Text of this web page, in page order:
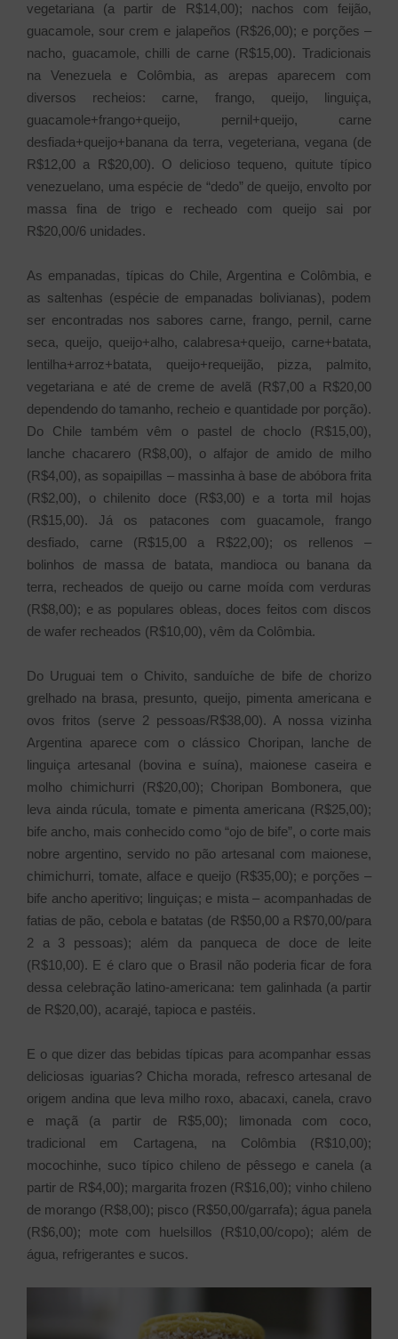
vegetariana (a partir de R$14,00); nachos com feijão,
guacamole, sour crem e jalapeños (R$26,00); e porções –
nacho, guacamole, chilli de carne (R$15,00). Tradicionais
na Venezuela e Colômbia, as arepas aparecem com
diversos recheios: carne, frango, queijo, linguiça,
guacamole+frango+queijo, pernil+queijo, carne
desfiada+queijo+banana da terra, vegeteriana, vegana (de
R$12,00 a R$20,00). O delicioso tequeno, quitute típico
venezuelano, uma espécie de “dedo” de queijo, envolto por
massa fina de trigo e recheado com queijo sai por
R$20,00/6 unidades.
As empanadas, típicas do Chile, Argentina e Colômbia, e
as saltenhas (espécie de empanadas bolivianas), podem
ser encontradas nos sabores carne, frango, pernil, carne
seca, queijo, queijo+alho, calabresa+queijo, carne+batata,
lentilha+arroz+batata, queijo+requeijão, pizza, palmito,
vegetariana e até de creme de avelã (R$7,00 a R$20,00
dependendo do tamanho, recheio e quantidade por porção).
Do Chile também vêm o pastel de choclo (R$15,00),
lanche chacarero (R$8,00), o alfajor de amido de milho
(R$4,00), as sopaipillas – massinha à base de abóbora frita
(R$2,00), o chilenito doce (R$3,00) e a torta mil hojas
(R$15,00). Já os patacones com guacamole, frango
desfiado, carne (R$15,00 a R$22,00); os rellenos –
bolinhos de massa de batata, mandioca ou banana da
terra, recheados de queijo ou carne moída com verduras
(R$8,00); e as populares obleas, doces feitos com discos
de wafer recheados (R$10,00), vêm da Colômbia.
Do Uruguai tem o Chivito, sanduíche de bife de chorizo
grelhado na brasa, presunto, queijo, pimenta americana e
ovos fritos (serve 2 pessoas/R$38,00). A nossa vizinha
Argentina aparece com o clássico Choripan, lanche de
linguiça artesanal (bovina e suína), maionese caseira e
molho chimichurri (R$20,00); Choripan Bombonera, que
leva ainda rúcula, tomate e pimenta americana (R$25,00);
bife ancho, mais conhecido como “ojo de bife”, o corte mais
nobre argentino, servido no pão artesanal com maionese,
chimichurri, tomate, alface e queijo (R$35,00); e porções –
bife ancho aperitivo; linguiças; e mista – acompanhadas de
fatias de pão, cebola e batatas (de R$50,00 a R$70,00/para
2 a 3 pessoas); além da panqueca de doce de leite
(R$10,00). E é claro que o Brasil não poderia ficar de fora
dessa celebração latino-americana: tem galinhada (a partir
de R$20,00), acarajé, tapioca e pastéis.
E o que dizer das bebidas típicas para acompanhar essas
deliciosas iguarias? Chicha morada, refresco artesanal de
origem andina que leva milho roxo, abacaxi, canela, cravo
e maçã (a partir de R$5,00); limonada com coco,
tradicional em Cartagena, na Colômbia (R$10,00);
mocochinhe, suco típico chileno de pêssego e canela (a
partir de R$4,00); margarita frozen (R$16,00); vinho chileno
de morango (R$8,00); pisco (R$50,00/garrafa); água panela
(R$6,00); mote com huelsillos (R$10,00/copo); além de
água, refrigerantes e sucos.